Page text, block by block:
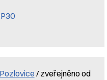
/ zveřejněno od